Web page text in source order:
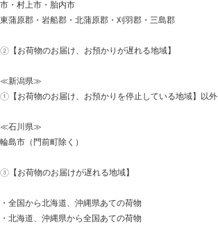
市・村上市・胎内市
東蒲原郡・岩船郡・北蒲原郡・刈羽郡・三島郡
②【お荷物のお届け、お預かりが遅れる地域】
≪新潟県≫
①【お荷物のお届け、お預かりを停止している地域】以外
≪石川県≫
輪島市（門前町除く）
③【お荷物のお届けが遅れる地域】
・全国から北海道、沖縄県あての荷物
・北海道、沖縄県から全国あての荷物